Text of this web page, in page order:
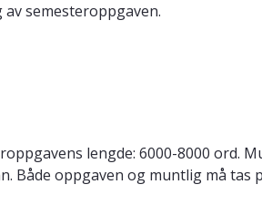
semesteroppgaven.
lengde: 6000-8000 ord.
oppgaven og muntlig må tas